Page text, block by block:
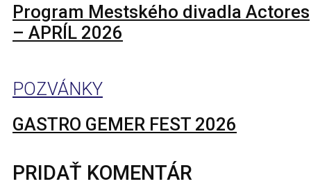
Program Mestského divadla Actores
– APRÍL 2026
POZVÁNKY
GASTRO GEMER FEST 2026
PRIDAŤ KOMENTÁR